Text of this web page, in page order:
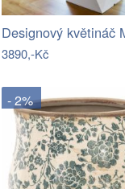
3890,-Kč
- 2%